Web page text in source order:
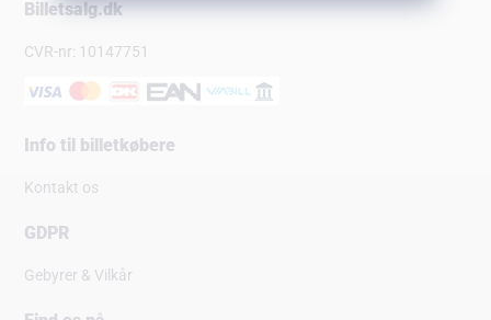
Billetsalg.dk
CVR-nr: 10147751
Info til billetkøbere
Kontakt os
GDPR
Gebyrer & Vilkår